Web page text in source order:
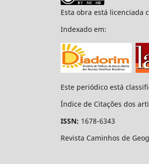
Esta obra está licenciada
Indexado em:
Este periódico está
Índice de Citações dos
ISSN: 1678-6343
Revista Caminhos de